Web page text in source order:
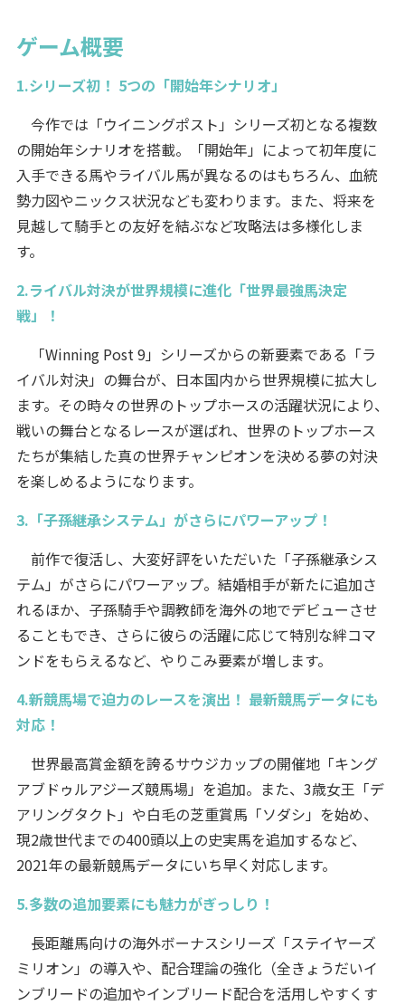
ゲーム概要
1.シリーズ初！ 5つの「開始年シナリオ」
今作では「ウイニングポスト」シリーズ初となる複数
の開始年シナリオを搭載。「開始年」によって初年度に
入手できる馬やライバル馬が異なるのはもちろん、血統
勢力図やニックス状況なども変わります。また、将来を
見越して騎手との友好を結ぶなど攻略法は多様化しま
す。
2.ライバル対決が世界規模に進化「世界最強馬決定
戦」！
「Winning Post 9」シリーズからの新要素である「ラ
イバル対決」の舞台が、日本国内から世界規模に拡大し
ます。その時々の世界のトップホースの活躍状況により、
戦いの舞台となるレースが選ばれ、世界のトップホース
たちが集結した真の世界チャンピオンを決める夢の対決
を楽しめるようになります。
3.「子孫継承システム」がさらにパワーアップ！
前作で復活し、大変好評をいただいた「子孫継承シス
テム」がさらにパワーアップ。結婚相手が新たに追加さ
れるほか、子孫騎手や調教師を海外の地でデビューさせ
ることもでき、さらに彼らの活躍に応じて特別な絆コマ
ンドをもらえるなど、やりこみ要素が増します。
4.新競馬場で迫力のレースを演出！ 最新競馬データにも
対応！
世界最高賞金額を誇るサウジカップの開催地「キング
アブドゥルアジーズ競馬場」を追加。また、3歳女王「デ
アリングタクト」や白毛の芝重賞馬「ソダシ」を始め、
現2歳世代までの400頭以上の史実馬を追加するなど、
2021年の最新競馬データにいち早く対応します。
5.多数の追加要素にも魅力がぎっしり！
長距離馬向けの海外ボーナスシリーズ「ステイヤーズ
ミリオン」の導入や、配合理論の強化（全きょうだいイ
ンブリードの追加やインブリード配合を活用しやすくす